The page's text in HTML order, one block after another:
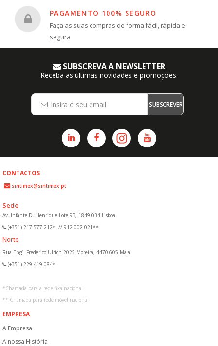
PAGAMENTO 100% SEGURO
Faça as suas compras de forma fácil, rápida e
segura
SUBSCREVA A NEWSLETTER
Receba as últimas novidades e promoções.
SUBSCREVER
CONTACTOS
sintimex@sintimex.pt
Sede
Av. Infante D. Henrique Lote 9B, 1849-034 Lisboa
(+351) 217 577 212* // 912 002 021**
Norte
Rua Engº. Frederico Ulrich 2025 Moreira, 4470-605 Maia
(+351) 229 419 084*
*Chamada para a rede fixa nacional
** Chamada para rede móvel nacional
EMPRESA
A Empresa
A nossa História